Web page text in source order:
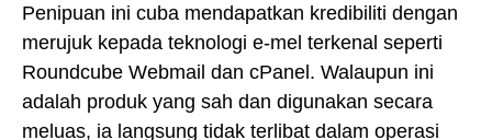
Penipuan ini cuba mendapatkan kredibiliti dengan
merujuk kepada teknologi e-mel terkenal seperti
Roundcube Webmail dan cPanel. Walaupun ini
adalah produk yang sah dan digunakan secara
meluas, ia langsung tidak terlibat dalam operasi